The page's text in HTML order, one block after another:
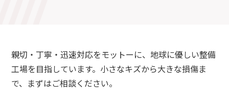
親切・丁寧・迅速対応をモットーに、地球に優しい整備
工場を目指しています。小さなキズから大きな損傷ま
で、まずはご相談ください。